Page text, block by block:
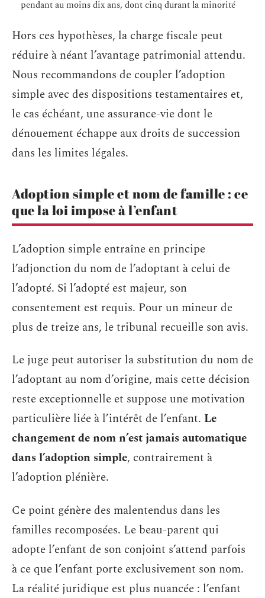
pendant au moins dix ans, dont cinq durant la minorité
Hors ces hypothèses, la charge fiscale peut
réduire à néant l’avantage patrimonial attendu.
Nous recommandons de coupler l’adoption
simple avec des dispositions testamentaires et,
le cas échéant, une assurance-vie dont le
dénouement échappe aux droits de succession
dans les limites légales.
Adoption simple et nom de famille : ce
que la loi impose à l’enfant
L’adoption simple entraîne en principe
l’adjonction du nom de l’adoptant à celui de
l’adopté. Si l’adopté est majeur, son
consentement est requis. Pour un mineur de
plus de treize ans, le tribunal recueille son avis.
Le juge peut autoriser la substitution du nom de
l’adoptant au nom d’origine, mais cette décision
reste exceptionnelle et suppose une motivation
particulière liée à l’intérêt de l’enfant. Le
changement de nom n’est jamais automatique
dans l’adoption simple, contrairement à
l’adoption plénière.
Ce point génère des malentendus dans les
familles recomposées. Le beau-parent qui
adopte l’enfant de son conjoint s’attend parfois
à ce que l’enfant porte exclusivement son nom.
La réalité juridique est plus nuancée : l’enfant